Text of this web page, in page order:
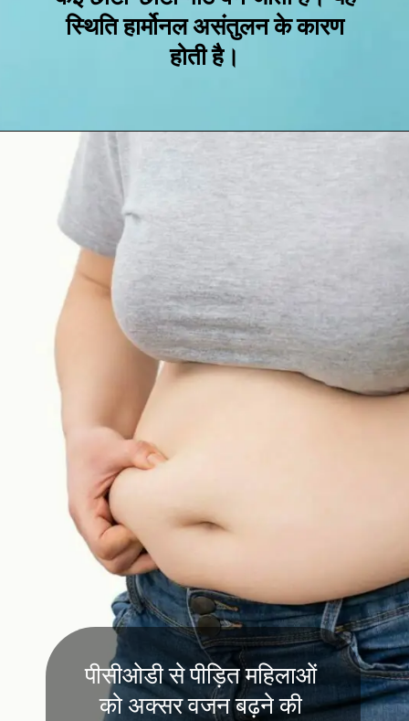
पीसीओडी में महिलाओं के अंडाशय में
कई छोटी-छोटी गांठें बन जाती हैं। यह
स्थिति हार्मोनल असंतुलन के कारण
पीसीओडी से पीड़ित महिलाओं
को अक्सर वजन बढ़ने की